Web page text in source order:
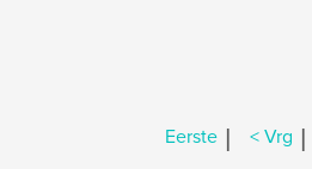
Eerste | < Vrg |